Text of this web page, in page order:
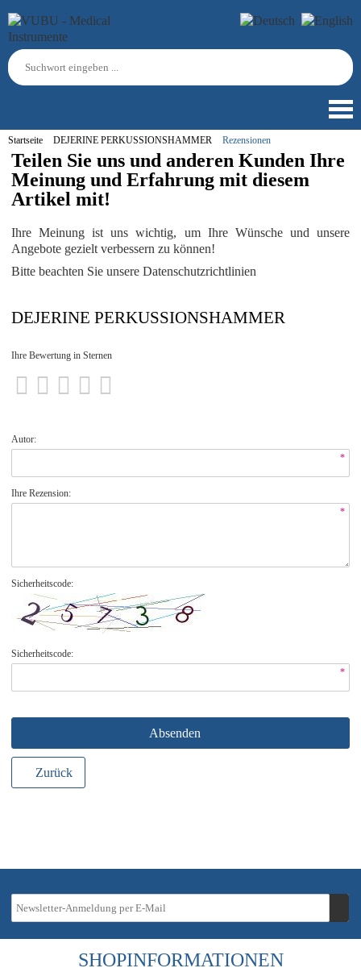
Startseite DEJERINE PERKUSSIONSHAMMER Rezensionen
Teilen Sie uns und anderen Kunden Ihre
Meinung und Erfahrung mit diesem
Artikel mit!
Ihre Meinung ist uns wichtig, um Ihre Wünsche und unsere
Angebote gezielt verbessern zu können!
Bitte beachten Sie unsere Datenschutzrichtlinien
DEJERINE PERKUSSIONSHAMMER
Ihre Bewertung in Sternen
Autor:
*
Ihre Rezension:
*
Sicherheitscode:
Sicherheitscode:
*
Absenden
Zurück
SHOPINFORMATIONEN